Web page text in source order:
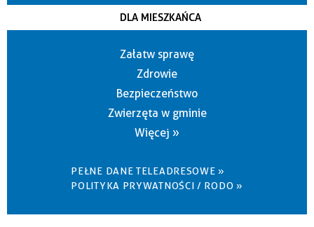
DLA MIESZKAŃCA
Załatw sprawę
Zdrowie
Bezpieczeństwo
Zwierzęta w gminie
Więcej »
PEŁNE DANE TELEADRESOWE »
POLITYKA PRYWATNOŚCI / RODO »